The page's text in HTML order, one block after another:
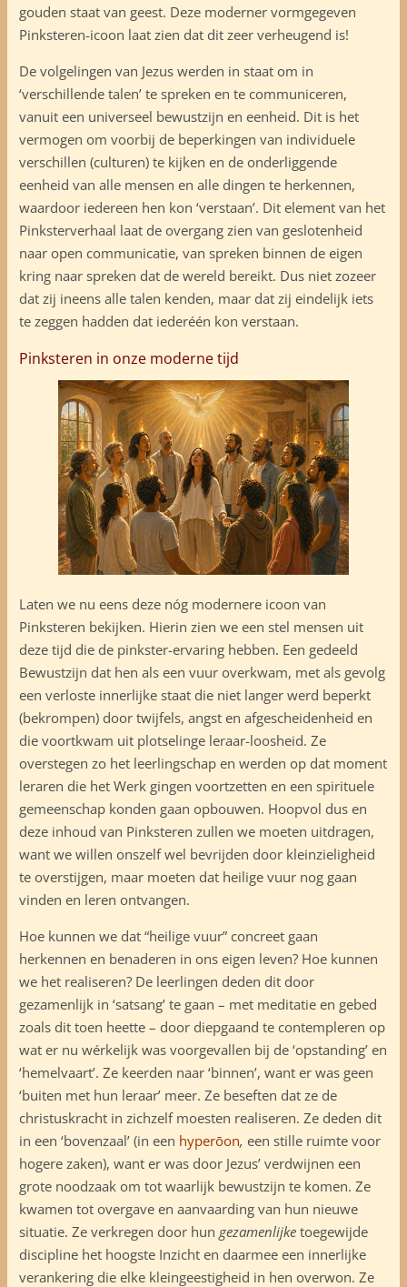
gouden staat van geest. Deze moderner vormgegeven
Pinksteren-icoon laat zien dat dit zeer verheugend is!
De volgelingen van Jezus werden in staat om in
‘verschillende talen’ te spreken en te communiceren,
vanuit een universeel bewustzijn en eenheid. Dit is het
vermogen om voorbij de beperkingen van individuele
verschillen (culturen) te kijken en de onderliggende
eenheid van alle mensen en alle dingen te herkennen,
waardoor iedereen hen kon ‘verstaan’. Dit element van het
Pinksterverhaal laat de overgang zien van geslotenheid
naar open communicatie, van spreken binnen de eigen
kring naar spreken dat de wereld bereikt. Dus niet zozeer
dat zij ineens alle talen kenden, maar dat zij eindelijk iets
te zeggen hadden dat iederéén kon verstaan.
Pinksteren in onze moderne tijd
Laten we nu eens deze nóg modernere icoon van
Pinksteren bekijken. Hierin zien we een stel mensen uit
deze tijd die de pinkster-ervaring hebben. Een gedeeld
Bewustzijn dat hen als een vuur overkwam, met als gevolg
een verloste innerlijke staat die niet langer werd beperkt
(bekrompen) door twijfels, angst en afgescheidenheid en
die voortkwam uit plotselinge leraar-loosheid. Ze
overstegen zo het leerlingschap en werden op dat moment
leraren die het Werk gingen voortzetten en een spirituele
gemeenschap konden gaan opbouwen. Hoopvol dus en
deze inhoud van Pinksteren zullen we moeten uitdragen,
want we willen onszelf wel bevrijden door kleinzieligheid
te overstijgen, maar moeten dat heilige vuur nog gaan
vinden en leren ontvangen.
Hoe kunnen we dat “heilige vuur” concreet gaan
herkennen en benaderen in ons eigen leven? Hoe kunnen
we het realiseren? De leerlingen deden dit door
gezamenlijk in ‘satsang’ te gaan – met meditatie en gebed
zoals dit toen heette – door diepgaand te contempleren op
wat er nu wérkelijk was voorgevallen bij de ‘opstanding’ en
‘hemelvaart’. Ze keerden naar ‘binnen’, want er was geen
‘buiten met hun leraar’ meer. Ze beseften dat ze de
christuskracht in zichzelf moesten realiseren. Ze deden dit
in een ‘bovenzaal’ (in een hyperōon, een stille ruimte voor
hogere zaken), want er was door Jezus’ verdwijnen een
grote noodzaak om tot waarlijk bewustzijn te komen. Ze
kwamen tot overgave en aanvaarding van hun nieuwe
situatie. Ze verkregen door hun gezamenlijketoegewijde
discipline het hoogste Inzicht en daarmee een innerlijke
verankering die elke kleingeestigheid in hen overwon. Ze